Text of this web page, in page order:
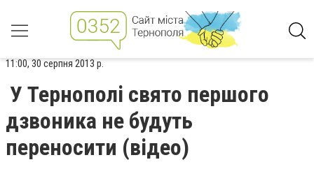
11:00, 30 серпня 2013 р.
У Тернополі свято першого
дзвоника не будуть
переносити (відео)